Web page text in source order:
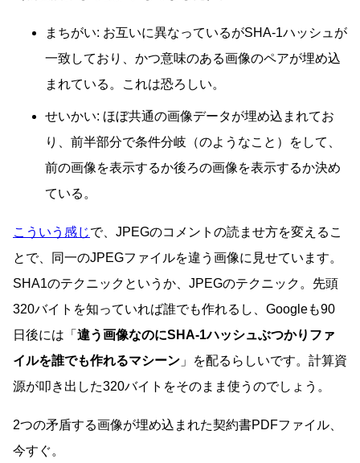
まちがい: お互いに異なっているがSHA-1ハッシュが
一致しており、かつ意味のある画像のペアが埋め込
まれている。これは恐ろしい。
せいかい: ほぼ共通の画像データが埋め込まれてお
り、前半部分で条件分岐（のようなこと）をして、
前の画像を表示するか後ろの画像を表示するか決め
ている。
こういう感じで、JPEGのコメントの読ませ方を変えるこ
とで、同一のJPEGファイルを違う画像に見せています。
SHA1のテクニックというか、JPEGのテクニック。先頭
320バイトを知っていれば誰でも作れるし、Googleも90
日後には「 違う画像なのにSHA-1ハッシュぶつかりファ
イルを誰でも作れるマシーン 」を配るらしいです。計算資
源が叩き出した320バイトをそのまま使うのでしょう。
2つの矛盾する画像が埋め込まれた契約書PDFファイル、
今すぐ。